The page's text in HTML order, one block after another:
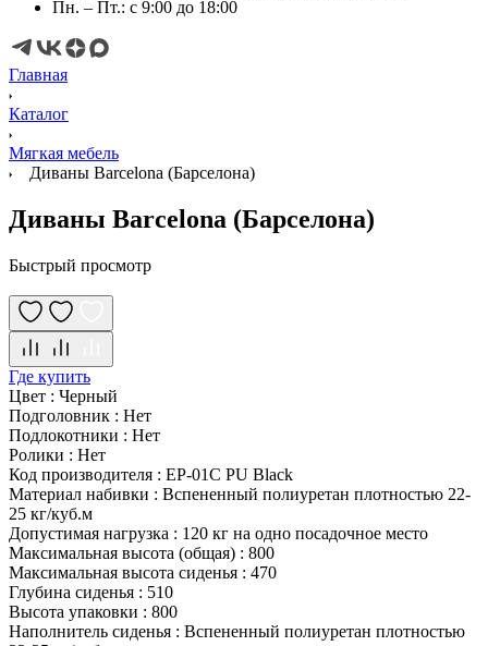
Пн. – Пт.: с 9:00 до 18:00
Главная
Каталог
Мягкая мебель
Диваны Barcelona (Барселона)
Диваны Barcelona (Барселона)
Быстрый просмотр
Где купить
Цвет : Черный
Подголовник : Нет
Подлокотники : Нет
Ролики : Нет
Код производителя : EP-01C PU Black
Материал набивки : Вспененный полиуретан плотностью 22-
25 кг/куб.м
Допустимая нагрузка : 120 кг на одно посадочное место
Максимальная высота (общая) : 800
Максимальная высота сиденья : 470
Глубина сиденья : 510
Высота упаковки : 800
Наполнитель сиденья : Вспененный полиуретан плотностью